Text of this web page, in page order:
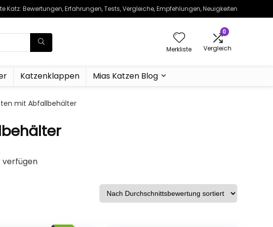
Katz: Bewertungen, Erfahrungen, Tests, Vergleiche, Empfehlungen, Neuigkeiten
Merkliste
0
Vergleich
Katzenklappen Mias Katzen Blog
mit Abfallbehälter
verfügen